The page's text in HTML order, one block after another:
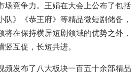
场竞争力。王娟在大会上公布了包括
队》《恭王府》等精品微短剧储备，
将在保持横屏短剧领域的优势之外，
互促，长短共进。
频发布了八大板块一百五十余部精品